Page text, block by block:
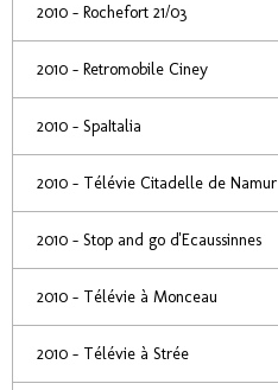
2010 - Rochefort 21/03
2010 - Retromobile Ciney
2010 - SpaItalia
2010 - Télévie Citadelle de Namur
2010 - Stop and go d'Ecaussinnes
2010 - Télévie à Monceau
2010 - Télévie à Strée